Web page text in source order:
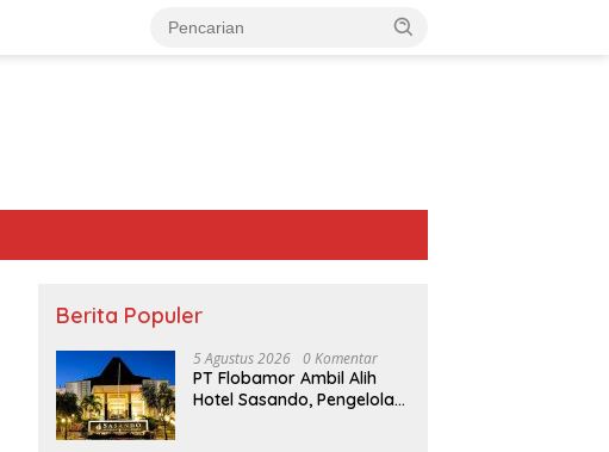
Berita Populer
5 Agustus 2026 0 Komentar
PT Flobamor Ambil Alih
Hotel Sasando, Pengelola